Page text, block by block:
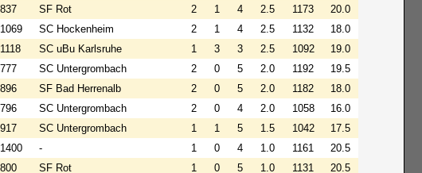
837 SF Rot 2 1 4 2.5 1173
20.0
1069 SC Hockenheim 2 1 4 2.5 1132
18.0
1118 SC uBu Karlsruhe 1 3 3 2.5 1092
19.0
777 SC Untergrombach 2 0 5 2.0 1192
19.5
896 SF Bad Herrenalb 2 0 5 2.0 1182
18.0
796 SC Untergrombach 2 0 4 2.0 1058
16.0
917 SC Untergrombach 1 1 5 1.5 1042
17.5
1400 - 1 0 4 1.0 1161
20.5
800 SF Rot 1 0 5 1.0 1131 20.5